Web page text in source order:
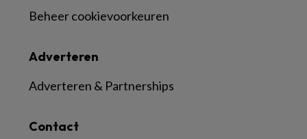
Contact
Adverteren
Adverteren & Partnerships
Beheer cookievoorkeuren